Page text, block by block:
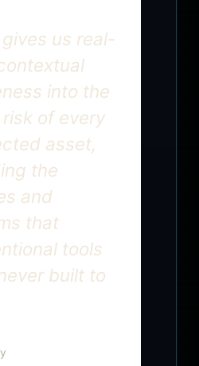
us real-
into the
of every
asset,
the
and
that
tools
built to